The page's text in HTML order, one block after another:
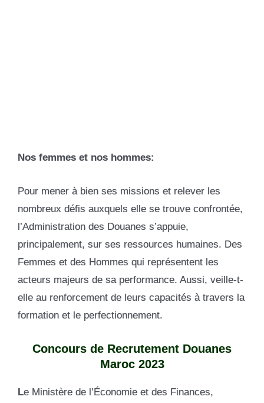
Nos femmes et nos hommes:
Pour mener à bien ses missions et relever les
nombreux défis auxquels elle se trouve confrontée,
l’Administration des Douanes s’appuie,
principalement, sur ses ressources humaines. Des
Femmes et des Hommes qui représentent les
acteurs majeurs de sa performance. Aussi, veille-t-
elle au renforcement de leurs capacités à travers la
formation et le perfectionnement.
Concours de Recrutement Douanes
Maroc 2023
Le Ministère de l’Économie et des Finances,